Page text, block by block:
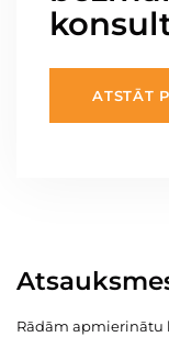
ATSTĀT
Rādām apmierinātu